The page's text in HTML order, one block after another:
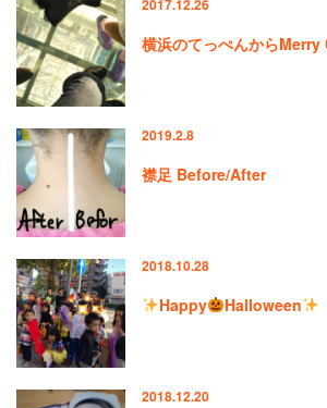
2017.12.26
横浜のてっぺんから
2019.2.8
襟足 Before/After
2018.10.28
Happy Halloween
2018.12.20